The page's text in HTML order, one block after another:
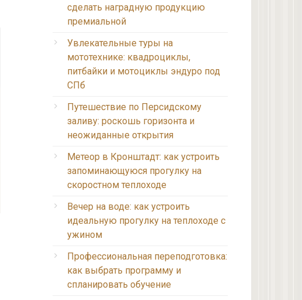
сделать наградную продукцию
премиальной
Увлекательные туры на
мототехнике: квадроциклы,
питбайки и мотоциклы эндуро под
СПб
Путешествие по Персидскому
заливу: роскошь горизонта и
неожиданные открытия
Метеор в Кронштадт: как устроить
запоминающуюся прогулку на
скоростном теплоходе
Вечер на воде: как устроить
идеальную прогулку на теплоходе с
ужином
Профессиональная переподготовка:
как выбрать программу и
спланировать обучение